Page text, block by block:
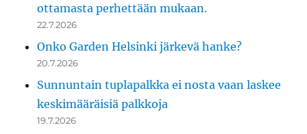
ottamasta perhettään mukaan.
22.7.2026
Onko Garden Helsinki järkevä hanke?
20.7.2026
Sunnuntain tuplapalkka ei nosta vaan laskee
keskimääräisiä palkkoja
19.7.2026